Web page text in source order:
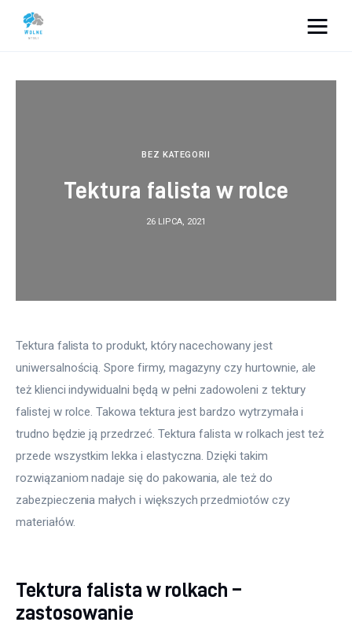
Dom i ogród
Więcej
BEZ KATEGORII
Tektura falista w rolce
26 LIPCA, 2021
Tektura falista to produkt, który nacechowany jest
uniwersalnością. Spore firmy, magazyny czy hurtownie, ale
też klienci indywidualni będą w pełni zadowoleni z tektury
falistej w rolce. Takowa tektura jest bardzo wytrzymała i
trudno będzie ją przedrzeć. Tektura falista w rolkach jest też
przede wszystkim lekka i elastyczna. Dzięki takim
rozwiązaniom nadaje się do pakowania, ale też do
zabezpieczenia małych i większych przedmiotów czy
materiałów.
Tektura falista w rolkach –
zastosowanie